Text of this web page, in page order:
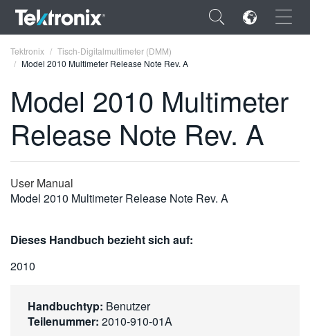
×
ENGLISH
FRANÇAIS
DEUTSCH
简体中文
繁體中文
Tektronix
Tisch-Digitalmultimeter (DMM)
Model 2010 Multimeter Release Note Rev. A
Model 2010 Multimeter
Release Note Rev. A
User Manual
Model 2010 Multimeter Release Note Rev. A
Dieses Handbuch bezieht sich auf:
2010
Handbuchtyp: Benutzer
Teilenummer: 2010-910-01A